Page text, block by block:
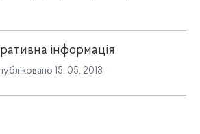
інформація
15. 05. 2013